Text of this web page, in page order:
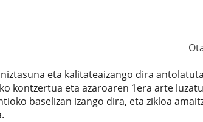
eta kalitateaizango dira antolatuta
kontzertua eta azaroaren 1era arte
baselizan izango dira, eta zikloa